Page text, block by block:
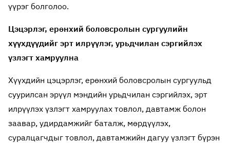
үүрэг болголоо.
Цэцэрлэг, ерөнхий боловсролын сургуулийн
хүүхдүүдийг эрт илрүүлэг, урьдчилан сэргийлэх
үзлэгт хамруулна
Хүүхдийн цэцэрлэг, ерөнхий боловсролын сургуульд
суурилсан эрүүл мэндийн урьдчилан сэргийлэх, эрт
илрүүлэх үзлэгт хамруулах товлол, давтамж болон
заавар, удирдамжийг баталж, мөрдүүлэх,
суралцагчдыг товлол, давтамжийн дагуу үзлэгт бүрэн